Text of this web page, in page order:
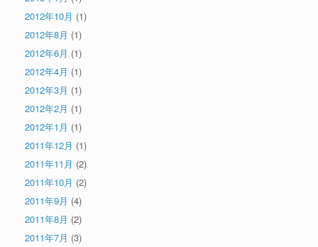
2012年10月 (1)
2012年8月 (1)
2012年6月 (1)
2012年4月 (1)
2012年3月 (1)
2012年2月 (1)
2012年1月 (1)
2011年12月 (1)
2011年11月 (2)
2011年10月 (2)
2011年9月 (4)
2011年8月 (2)
2011年7月 (3)